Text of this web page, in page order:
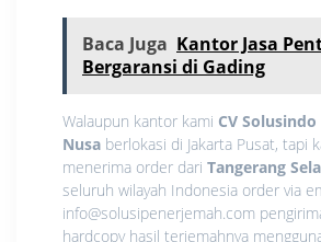
Baca Juga Kantor Jasa
Bergaransi di Gading
Walaupun kantor kami CV
Nusa berlokasi di Jakarta Pusat, tapi
menerima order dari Tangerang
seluruh wilayah Indonesia order via
info@solusipenerjemah.com
hardcopy hasil terjemahnya